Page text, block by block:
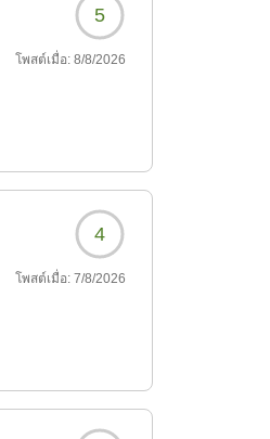
5
โพสต์เมื่อ: 8/8/2026
4
โพสต์เมื่อ: 7/8/2026